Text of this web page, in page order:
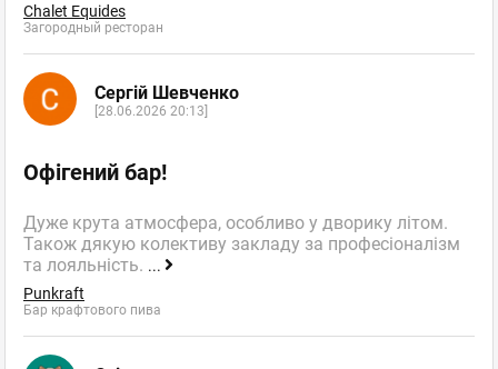
Chalet Equides
Загородный ресторан
Сергій Шевченко
[28.06.2026 20:13]
Офігений бар!
Дуже крута атмосфера, особливо у дворику літом.
Також дякую колективу закладу за професіоналізм
та лояльність. ...
Punkraft
Бар крафтового пива